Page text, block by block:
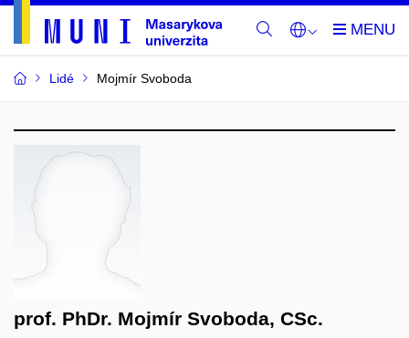
Lidé Mojmír Svoboda
prof. PhDr. Mojmír Svoboda, CSc.